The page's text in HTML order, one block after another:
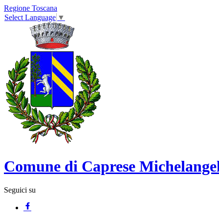
Regione Toscana
Select Language ▼
Comune di Caprese
Seguici su